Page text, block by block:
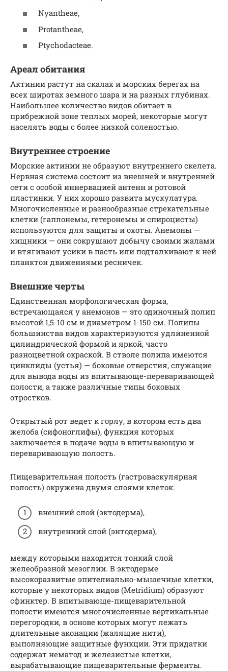
Nyantheae,
Protantheae,
Ptychodacteae.
Ареал обитания
Актинии растут на скалах и морских берегах на
всех широтах земного шара и на разных глубинах.
Наибольшее количество видов обитает в
прибрежной зоне теплых морей, некоторые могут
населять воды с более низкой соленостью.
Внутреннее строение
Морские актинии не образуют внутреннего скелета.
Нервная система состоит из внешней и внутренней
сети с особой иннервацией антенн и ротовой
пластинки. У них хорошо развита мускулатура.
Многочисленные и разнообразные стрекательные
клетки (гаплонемы, гетеронемы и спироцисты)
используются для защиты и охоты. Анемоны —
хищники — они сокрушают добычу своими жалами
и втягивают усики в пасть или подталкивают к ней
планктон движениями ресничек.
Внешние черты
Единственная морфологическая форма,
встречающаяся у анемонов — это одиночный полип
высотой 1,5-10 см и диаметром 1-150 см. Полипы
большинства видов характеризуются удлиненной
цилиндрической формой и яркой, часто
разноцветной окраской. В стволе полипа имеются
цинклиды (устья) — боковые отверстия, служащие
для вывода воды из впитывающе-переваривающей
полости, а также различные типы боковых
отростков.
Открытый рот ведет к горлу, в котором есть два
желоба (сифоноглифы), функция которых
заключается в подаче воды в впитывающую и
переваривающую полость.
Пищеварительная полость (гастроваскулярная
полость) окружена двумя слоями клеток:
внешний слой (эктодерма),
внутренний слой (энтодерма),
между которыми находится тонкий слой
желеобразной мезоглии. В эктодерме
высокоразвитые эпителиально-мышечные клетки,
которые у некоторых видов (Metridium) образуют
сфинктер. В впитывающе-пищеварительной
полости имеются многочисленные вертикальные
перегородки, в основе которых могут лежать
длительные аконации (жалящие нити),
выполняющие защитные функции. Эти придатки
содержат нематод и железистые клетки,
вырабатывающие пищеварительные ферменты.